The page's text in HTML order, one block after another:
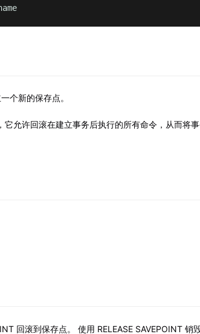
个新的保存点。
它允许回滚在建立事务后执行的所有命令，从而将
回滚到保存点。 使用 RELEASE SAVEPOINT 销